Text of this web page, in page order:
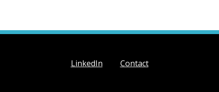
LinkedIn Contact